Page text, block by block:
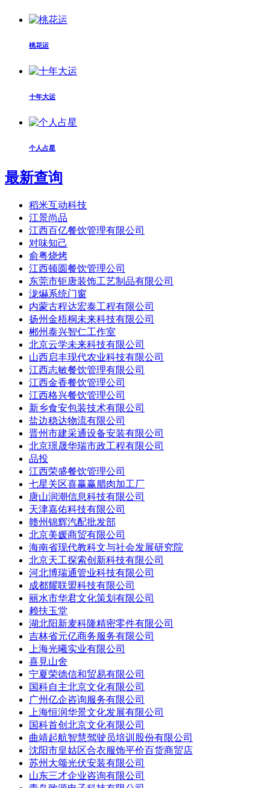
桃花运
十年大运
个人占星
最新查询
稻米互动科技
江景尚品
江西百亿餐饮管理有限公司
对味知己
俞粤烧烤
江西顿圆餐饮管理公司
东莞市钜唐装饰工艺制品有限公司
泷爀系统门窗
内蒙古程达宏泰工程有限公司
扬州金梧桐未来科技有限公司
郴州泰兴智仁工作室
北京云学未来科技有限公司
山西启丰现代农业科技有限公司
江西志敏餐饮管理有限公司
江西金香餐饮管理公司
江西格兴餐饮管理公司
新乡食安包装技术有限公司
盐边稳达物流有限公司
晋州市建采通设备安装有限公司
北京璟晟华瑞市政工程有限公司
品投
江西荣盛餐饮管理公司
七星关区喜赢赢腊肉加工厂
唐山润潮信息科技有限公司
天津嘉佑科技有限公司
赣州锦辉汽配批发部
北京美媛商贸有限公司
海南省现代教科文与社会发展研究院
北京天工探索创新科技有限公司
河北博瑞通管业科技有限公司
成都耀联盟科技有限公司
丽水市华君文化策划有限公司
赖扶玉堂
湖北阳新麦科隆精密零件有限公司
吉林省元亿商务服务有限公司
上海光曦实业有限公司
喜見山舍
宁夏荣德信和贸易有限公司
国科自主北京文化有限公司
广州亿企咨询服务有限公司
上海恒润华景文化发展有限公司
国科首创北京文化有限公司
曲靖起航智慧驾驶员培训股份有限公司
沈阳市皇姑区合衣服饰平价百货商贸店
苏州大颂光伏安装有限公司
山东三才企业咨询有限公司